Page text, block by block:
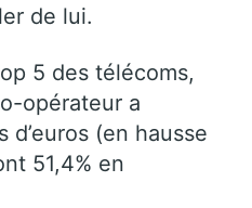
de lui.
5 des télécoms,
opérateur a
(en hausse
51,4% en